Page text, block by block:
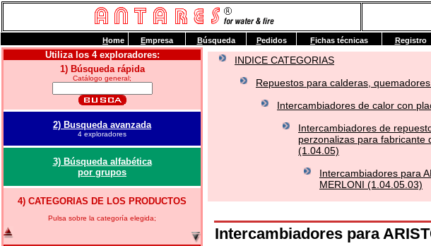
Utiliza los 4 exploradores:
1) Búsqueda rápida
Catálogo general;
2) Busqueda avanzada
4 exploradores
3) Búsqueda alfabética
por grupos
4) CATEGORIAS DE LOS PRODUCTOS
Pulsa sobre la categoría elegida;
INDICE CATEGORIAS
Repuestos para calderas,
Intercambiadores de calor con
Intercambiadores de
perzonalizas para fabricante
(1.04.05)
Intercambiadores para
MERLONI (1.04.05.03)
Intercambiadores para
Home Empresa Búsqueda Pedidos Fichas técnicas Registro